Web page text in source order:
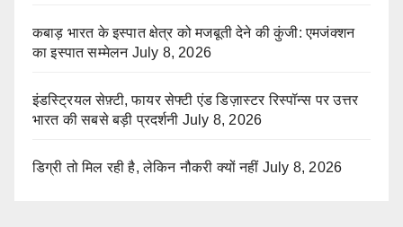
कबाड़ भारत के इस्पात क्षेत्र को मजबूती देने की कुंजी: एमजंक्शन
का इस्पात सम्मेलन July 8, 2026
इंडस्ट्रियल सेफ़्टी, फायर सेफ्टी एंड डिज़ास्टर रिस्पॉन्स पर उत्तर
भारत की सबसे बड़ी प्रदर्शनी July 8, 2026
डिग्री तो मिल रही है, लेकिन नौकरी क्यों नहीं July 8, 2026